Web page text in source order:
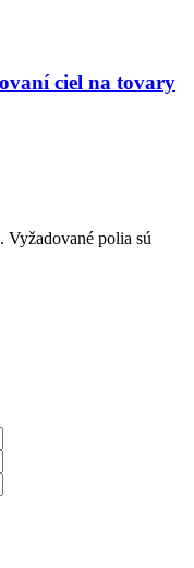
ciel na tovary
Vyžadované polia sú